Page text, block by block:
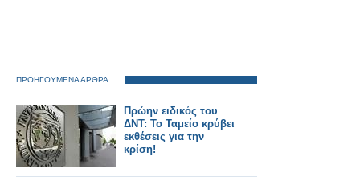
ΠΡΟΗΓΟΥΜΕΝΑ ΑΡΘΡΑ
Πρώην ειδικός του
ΔΝΤ: Το Ταμείο κρύβει
εκθέσεις για την
κρίση!